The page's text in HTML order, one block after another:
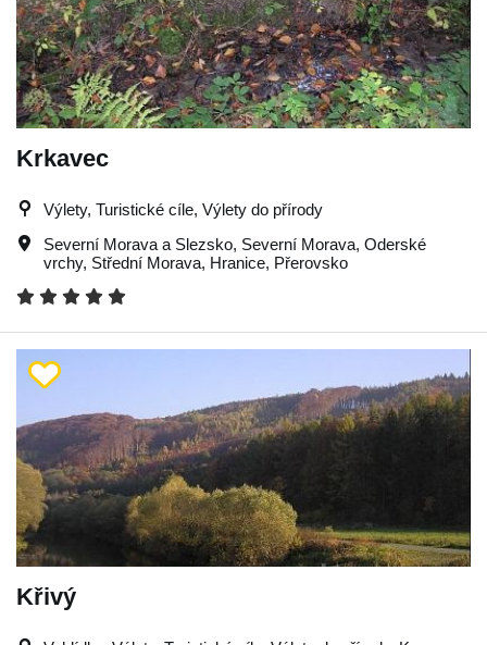
Krkavec
Výlety, Turistické cíle, Výlety do přírody
Severní Morava a Slezsko, Severní Morava, Oderské
vrchy, Střední Morava, Hranice, Přerovsko
Křivý